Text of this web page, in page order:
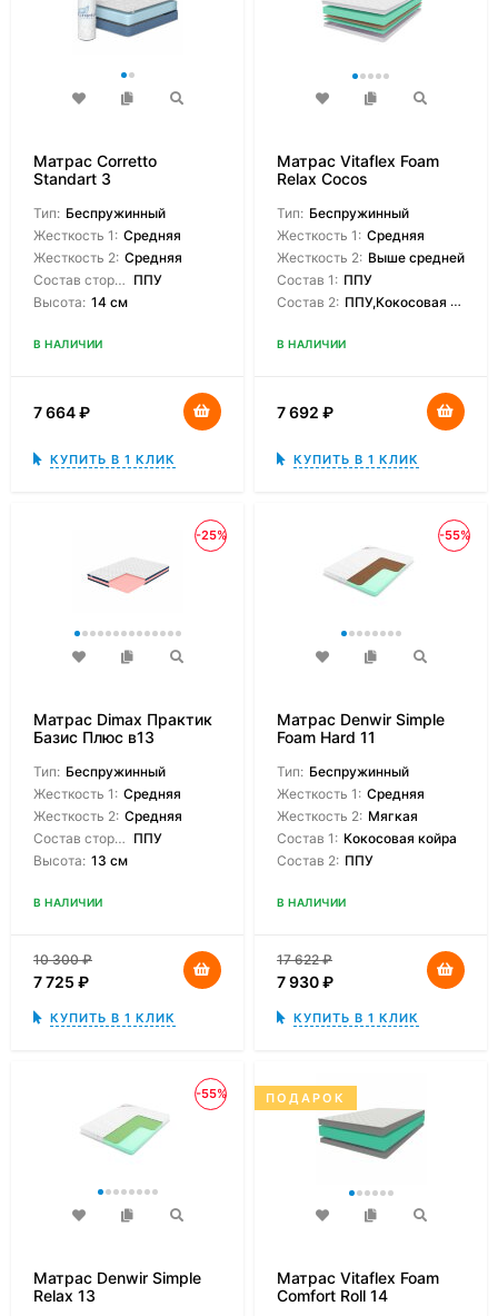
Матрас Corretto
Standart 3
Тип: Беспружинный
Жесткость 1: Средняя
Жесткость 2: Средняя
Состав сторон: ППУ
Высота: 14 см
В НАЛИЧИИ
7 664₽
КУПИТЬ В 1 КЛИК
Матрас Vitaflex Foam
Relax Cocos
Тип: Беспружинный
Жесткость 1: Средняя
Жесткость 2: Выше средней
Состав 1: ППУ
Состав 2: ППУ,Кокосовая койра
В НАЛИЧИИ
7 692 ₽
КУПИТЬ В 1 КЛИК
-25%
Матрас Dimax Практик
Базис Плюс в13
Тип: Беспружинный
Жесткость 1: Средняя
Жесткость 2: Средняя
Состав сторон: ППУ
Высота: 13 см
В НАЛИЧИИ
10 300₽
7 725 ₽
КУПИТЬ В 1 КЛИК
-55%
Матрас Denwir Simple
Foam Hard 11
Тип: Беспружинный
Жесткость 1: Средняя
Жесткость 2: Мягкая
Состав 1: Кокосовая койра
Состав 2: ППУ
В НАЛИЧИИ
17 622₽
7 930₽
КУПИТЬ В 1 КЛИК
-55%
Матрас Denwir Simple
Relax 13
ПОДАРОК
Матрас Vitaflex Foam
Comfort Roll 14